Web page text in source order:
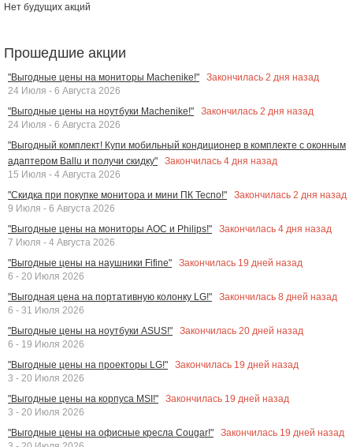
Нет будущих акций
Прошедшие акции
"Выгодные цены на мониторы Machenike!" Закончилась 2 дня назад
24 Июля - 6 Августа 2026
"Выгодные цены на ноутбуки Machenike!"
Закончилась 2 дня назад
24 Июля - 6 Августа 2026
"Выгодный комплект! Купи мобильный кондиционер в комплекте с оконным
адаптером Ballu и получи скидку"
Закончилась 4 дня назад
15 Июля - 4 Августа 2026
"Скидка при покупке монитора и мини ПК Tecno!"
Закончилась 2 дня назад
9 Июля - 6 Августа 2026
"Выгодные цены на мониторы AOC и Philips!"
Закончилась 4 дня назад
7 Июля - 4 Августа 2026
"Выгодные цены на наушники Fifine"
Закончилась 19 дней назад
6 - 20 Июля 2026
"Выгодная цена на портативную колонку LG!"
Закончилась 8 дней назад
6 - 31 Июля 2026
"Выгодные цены на ноутбуки ASUS!"
Закончилась 20 дней назад
6 - 19 Июля 2026
"Выгодные цены на проекторы LG!"
Закончилась 19 дней назад
3 - 20 Июля 2026
"Выгодные цены на корпуса MSI!"
Закончилась 19 дней назад
3 - 20 Июля 2026
"Выгодные цены на офисные кресла Cougar!"
Закончилась 19 дней назад